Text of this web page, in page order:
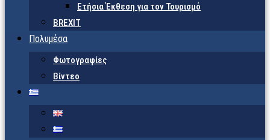
Ετήσια Έκθεση για τον Τουρισμό
BREXIT
Πολυμέσα
Φωτογραφίες
Βίντεο